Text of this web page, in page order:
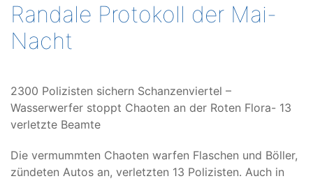
Randale Protokoll der Mai-
Nacht
2300 Polizisten sichern Schanzenviertel –
Wasserwerfer stoppt Chaoten an der Roten Flora- 13
verletzte Beamte
Die vermummten Chaoten warfen Flaschen und Böller,
zündeten Autos an, verletzten 13 Polizisten. Auch in